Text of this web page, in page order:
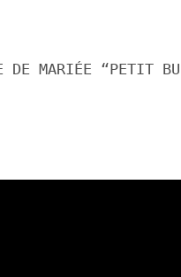
DE MARIÉE “PETIT